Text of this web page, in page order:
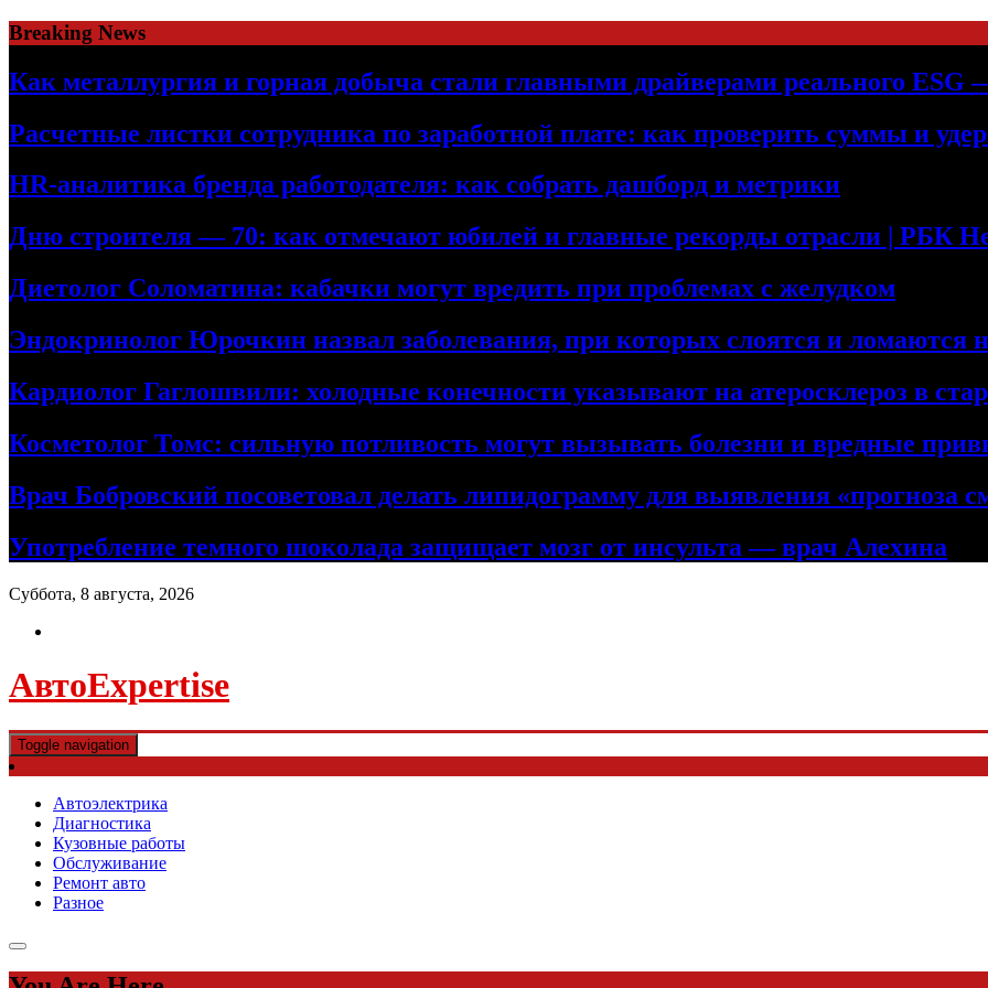
Skip
to
content
Breaking News
Как металлургия и горная добыча стали главными драйверами реального
Расчетные листки сотрудника по заработной плате: как проверить суммы и
HR-аналитика бренда работодателя: как собрать дашборд и метрики
Дню строителя — 70: как отмечают юбилей и главные рекорды отрасли | РБК
Диетолог Соломатина: кабачки могут вредить при проблемах с желудком
Эндокринолог Юрочкин назвал заболевания, при которых слоятся и ломаются
Кардиолог Гаглошвили: холодные конечности указывают на атеросклероз в
Косметолог Томс: сильную потливость могут вызывать болезни и вредные
Врач Бобровский посоветовал делать липидограмму для выявления «прогноза
Употребление темного шоколада защищает мозг от инсульта — врач Алехина
Суббота, 8 августа, 2026
АвтоExpertise
Toggle navigation
Автоэлектрика
Диагностика
Кузовные работы
Обслуживание
Ремонт авто
Разное